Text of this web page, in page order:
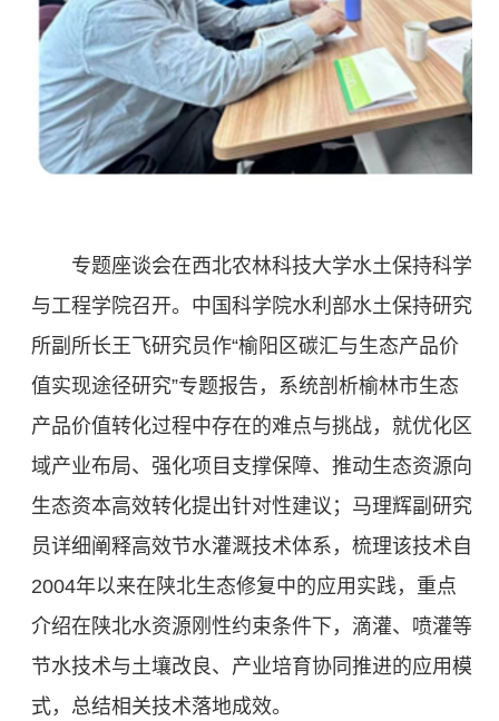
专题座谈会在西北农林科技大学水土保持科学
与工程学院召开。中国科学院水利部水土保持研究
所副所长王飞研究员作“榆阳区碳汇与生态产品价
值实现途径研究”专题报告，系统剖析榆林市生态
产品价值转化过程中存在的难点与挑战，就优化区
域产业布局、强化项目支撑保障、推动生态资源向
生态资本高效转化提出针对性建议；马理辉副研究
员详细阐释高效节水灌溉技术体系，梳理该技术自
2004年以来在陕北生态修复中的应用实践，重点
介绍在陕北水资源刚性约束条件下，滴灌、喷灌等
节水技术与土壤改良、产业培育协同推进的应用模
式，总结相关技术落地成效。